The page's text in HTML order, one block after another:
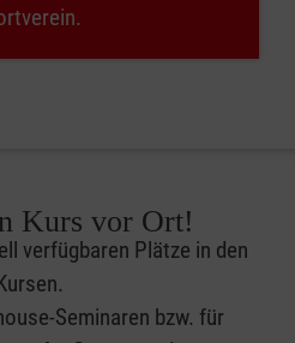
Kurs vor Ort!
verfügbaren Plätze in den
Seminaren bzw. für